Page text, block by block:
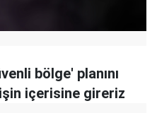
bölge' planını
içerisine gireriz